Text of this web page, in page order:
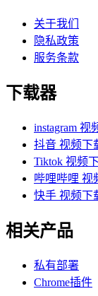
关于我们
隐私政策
服务条款
下载器
instagram 视
抖音 视频下
Tiktok 视频
哔哩哔哩 视
快手 视频下
相关产品
私有部署
Chrome插件